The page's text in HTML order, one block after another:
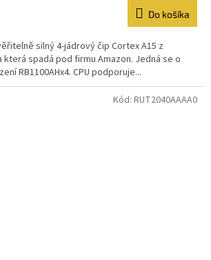
Do košíka
silný 4-jádrový čip Cortex A15 z
která spadá pod firmu Amazon. Jedná se o
RB1100AHx4. CPU podporuje...
Kód: RUT2040AAAA0